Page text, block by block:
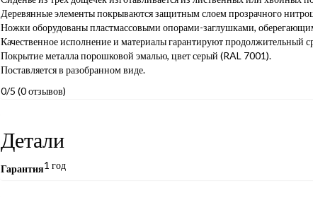
Деревянные элементы покрываются защитным слоем прозрачного
Ножки оборудованы пластмассовыми опорами-заглушками,
Качественное исполнение и материалы гарантируют продолжительный
Покрытие металла порошковой эмалью, цвет серый (RAL 7001).
Поставляется в разобранном виде.
0/5 (0 отзывов)
Детали
Гарантия1 год